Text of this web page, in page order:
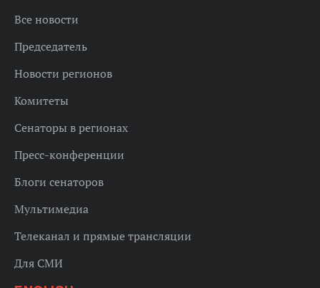
Все новости
Председатель
Новости регионов
Комитеты
Сенаторы в регионах
Пресс-конференции
Блоги сенаторов
Мультимедиа
Телеканал и прямые трансляции
Для СМИ